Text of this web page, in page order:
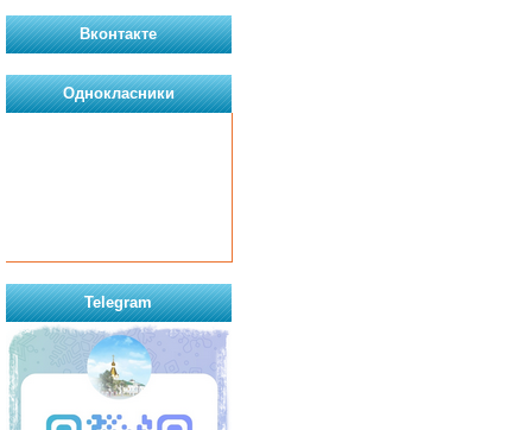
Вконтакте
Однокласники
Telegram